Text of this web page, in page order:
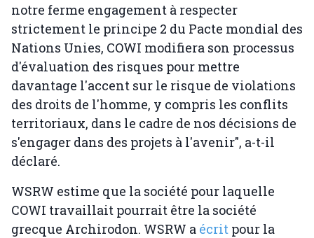
notre ferme engagement à respecter
strictement le principe 2 du Pacte mondial des
Nations Unies, COWI modifiera son processus
d'évaluation des risques pour mettre
davantage l'accent sur le risque de violations
des droits de l'homme, y compris les conflits
territoriaux, dans le cadre de nos décisions de
s'engager dans des projets à l'avenir", a-t-il
déclaré.
WSRW estime que la société pour laquelle
COWI travaillait pourrait être la société
grecque Archirodon. WSRW a écrit pour la